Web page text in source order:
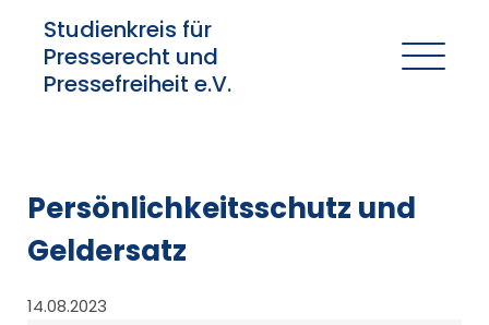
Studienkreis für
Presserecht und
Pressefreiheit e.V.
Persönlichkeitsschutz und
Geldersatz
14.08.2023